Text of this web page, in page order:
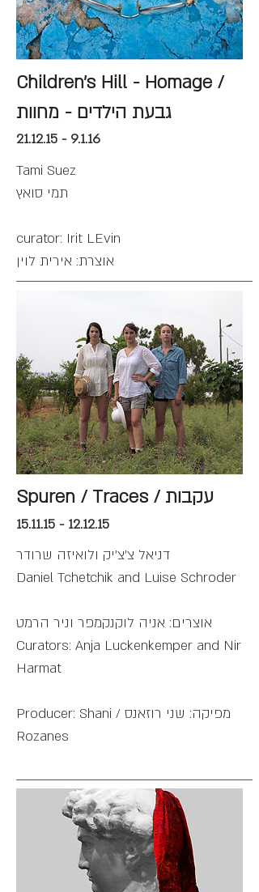
Children's Hill - Homage /
גבעת הילדים - מחוות
21.12.15 - 9.1.16
Tami Suez
תמי סואץ
curator: Irit LEvin
אוצרת: אירית לוין
Spuren / Traces / עקבות
15.11.15 - 12.12.15
דניאל צ'צ'יק ולואיזה שרודר
אוצרים: אניה לוקנקמפר וניר הרמט
Curators: Anja Luckenkemper and Nir
Harmat
מפיקה: שני רוזאנס / Producer: Shani
Rozanes